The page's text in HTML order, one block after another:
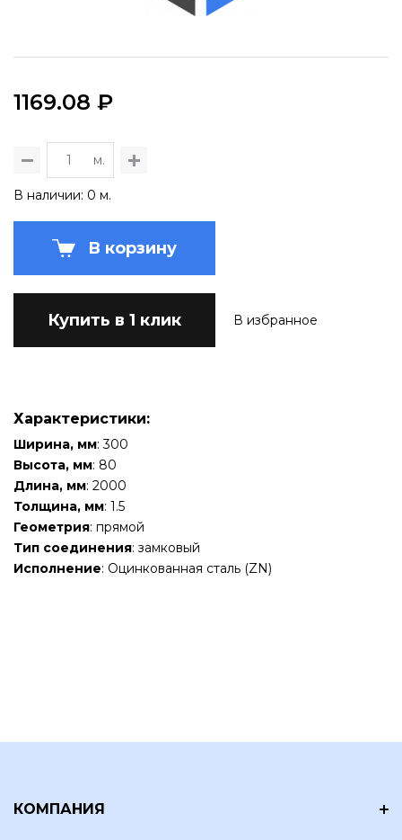
1169.08 ₽
м.
В наличии: 0 м.
В корзину
Купить в 1 клик В избранное
Характеристики:
Ширина, мм: 300
Высота, мм: 80
Длина, мм: 2000
Толщина, мм: 1.5
Геометрия: прямой
Тип соединения: замковый
Исполнение: Оцинкованная сталь (ZN)
КОМПАНИЯ